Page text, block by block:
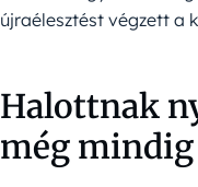
újraélesztést végzett a
Halottnak
még